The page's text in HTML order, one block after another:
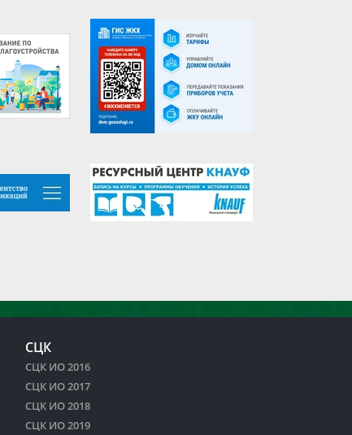
СЦК
СЦК ИО 2016
СЦК ИО 2017
СЦК ИО 2018
СЦК ИО 2019